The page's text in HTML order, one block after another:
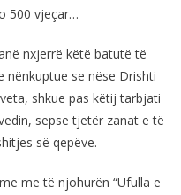
500 vjeçar…
nxjerrë këtë batutë të
nënkuptue se nëse Drishti
shkue pas këtij tarbjati
sepse tjetër zanat e të
së qepëve.
me të njohurën “Ufulla e